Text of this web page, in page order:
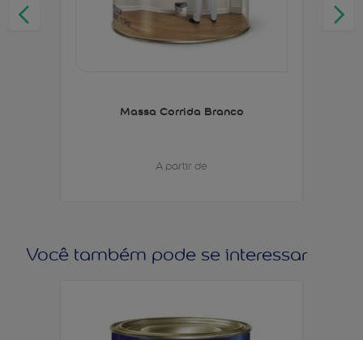
Massa Corrida Branco
A partir de
Você também pode se interessar